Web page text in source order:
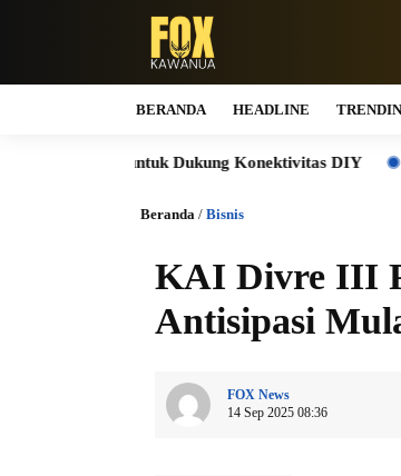
BERANDA HEADLINE
untuk Dukung Konektivitas DIY Bukti
Beranda / Bisnis
KAI Divre III
Antisipasi
FOX News
14 Sep 2025 08:36